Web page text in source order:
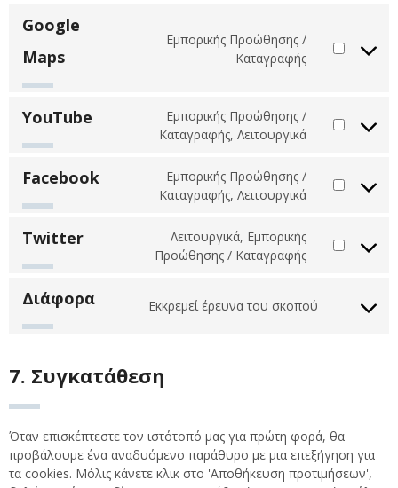
Google
Maps
Εμπορικής Προώθησης /
Καταγραφής
Consent
maps
YouTube
Εμπορικής Προώθησης /
Καταγραφής, Λειτουργικά
Consent
youtube
Facebook
Εμπορικής Προώθησης /
Καταγραφής, Λειτουργικά
Consent
facebook
Twitter
Λειτουργικά, Εμπορικής
Προώθησης / Καταγραφής
Consent
Διάφορα Εκκρεμεί έρευνα του σκοπού
Consent
7. Συγκατάθεση
Όταν επισκέπτεστε τον ιστότοπό μας για πρώτη φορά, θα
προβάλουμε ένα αναδυόμενο παράθυρο με μια επεξήγηση για
τα cookies. Μόλις κάνετε κλικ στο 'Αποθήκευση προτιμήσεων',